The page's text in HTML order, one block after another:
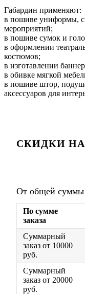
Габардин применяют:
в пошиве униформы,
мероприятий;
в пошиве сумок и
в оформлении
костюмов;
в изготавлении
в обивке мягкой
в пошиве штор,
аксессуаров для
СКИДКИ НА
От общей суммы
По сумме
заказа
Суммарный
заказ от 10000
руб.
Суммарный
заказ от 20000
руб.